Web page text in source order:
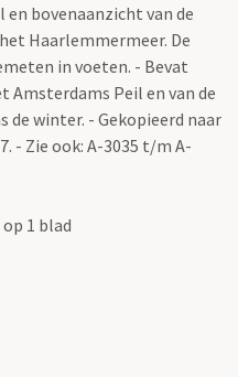
en bovenaanzicht van de
Haarlemmermeer. De
in voeten. - Bevat
Amsterdams Peil en van de
winter. - Gekopieerd naar
- Zie ook: A-3035 t/m A-
1 blad